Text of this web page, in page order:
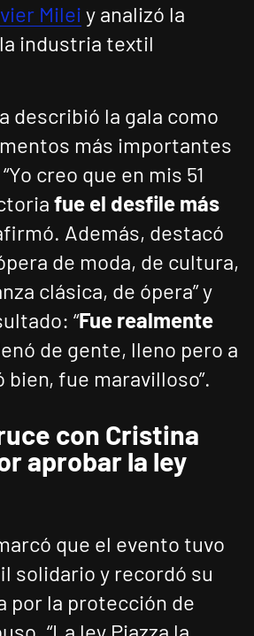
Milei y analizó la
industria textil
describió la gala como
más importantes
creo que en mis 51
fue el desfile más
Además, destacó
de moda, de cultura,
clásica, de ópera” y
“Fue realmente
de gente, lleno pero a
bien, fue maravilloso”.
con Cristina
aprobar la ley
que el evento tuvo
solidario y recordó su
por la protección de